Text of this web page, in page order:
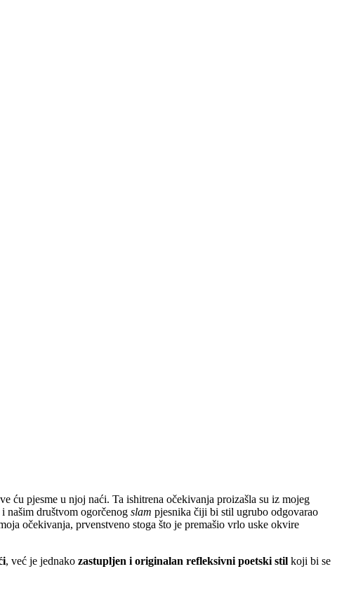
ću pjesme u njoj naći. Ta ishitrena očekivanja proizašla su iz mojeg
našim društvom ogorčenog slam pjesnika čiji bi stil ugrubo odgovarao
očekivanja, prvenstveno stoga što je premašio vrlo uske okvire
, već je jednako zastupljen i originalan refleksivni poetski stil koji bi se